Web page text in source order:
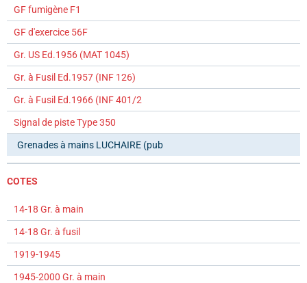
GF fumigène F1
GF d'exercice 56F
Gr. US Ed.1956 (MAT 1045)
Gr. à Fusil Ed.1957 (INF 126)
Gr. à Fusil Ed.1966 (INF 401/2
Signal de piste Type 350
Grenades à mains LUCHAIRE (pub
COTES
14-18 Gr. à main
14-18 Gr. à fusil
1919-1945
1945-2000 Gr. à main